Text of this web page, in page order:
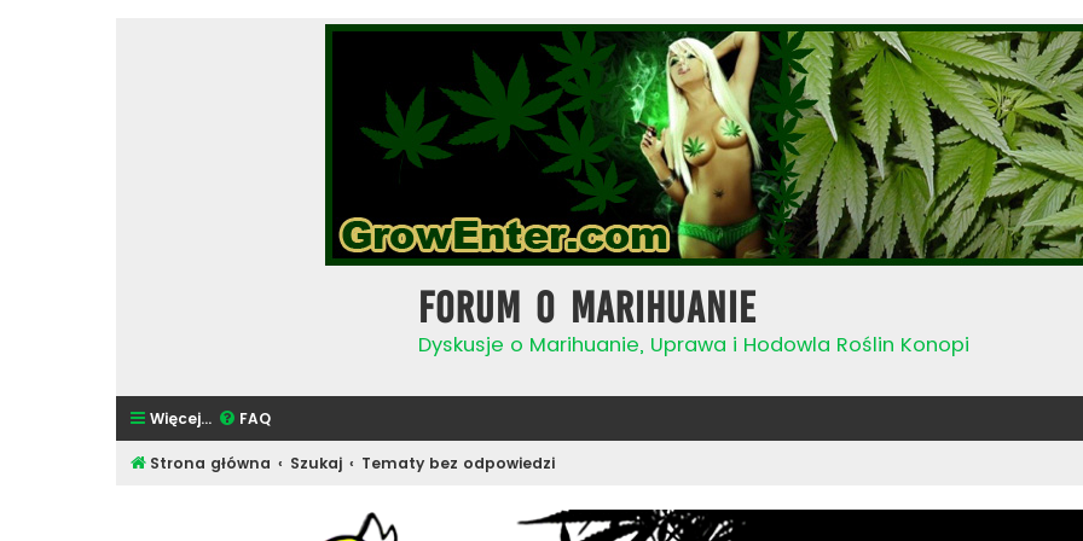
Forum o Marihuanie
Dyskusje o Marihuanie, Uprawa i Hodowla Roślin Konopi
Więcej… FAQ
Strona główna Szukaj Tematy bez odpowiedzi